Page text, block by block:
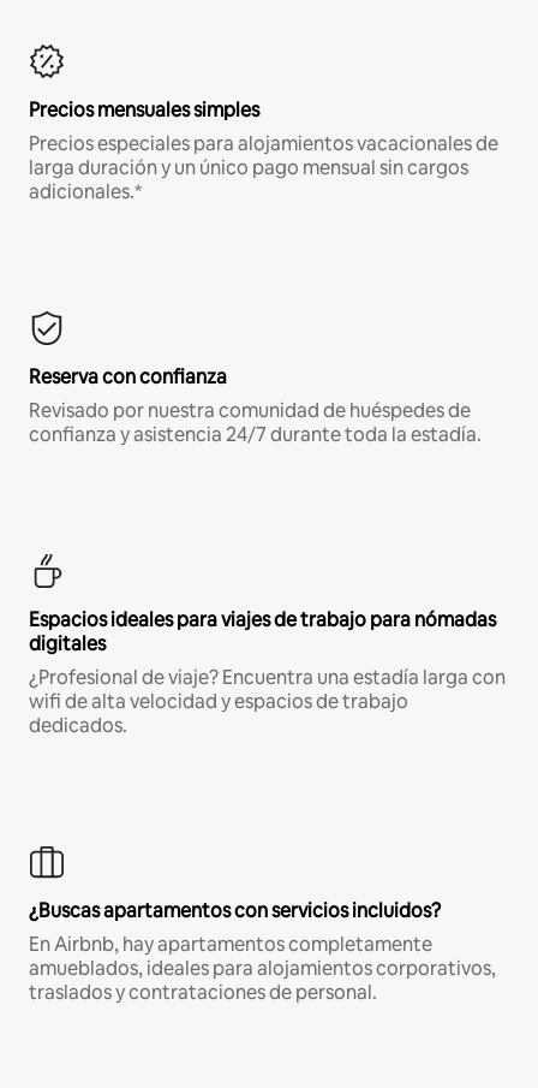
Precios mensuales simples
Precios especiales para alojamientos vacacionales de
larga duración y un único pago mensual sin cargos
adicionales.*
Reserva con confianza
Revisado por nuestra comunidad de huéspedes de
confianza y asistencia 24/7 durante toda la estadía.
Espacios ideales para viajes de trabajo para nómadas
digitales
¿Profesional de viaje? Encuentra una estadía larga con
wifi de alta velocidad y espacios de trabajo
dedicados.
¿Buscas apartamentos con servicios incluidos?
En Airbnb, hay apartamentos completamente
amueblados, ideales para alojamientos corporativos,
traslados y contrataciones de personal.